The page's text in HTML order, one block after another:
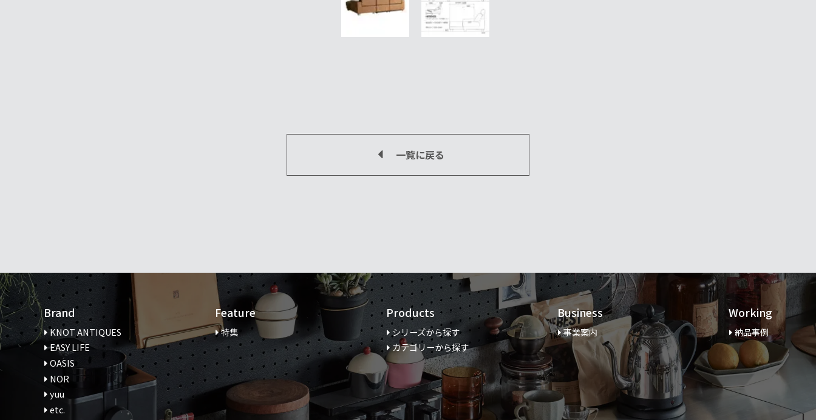
一覧に戻る
Brand
KNOT ANTIQUES
EASY LIFE
OASIS
NOR
yuu
etc.
Feature
特集
Products
シリーズから探す
カテゴリーから探す
Business
事業案内
Working
納品事例